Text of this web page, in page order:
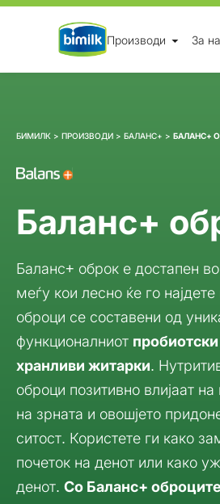
content
Производи За
БИМИЛК > ПРОИЗВОДИ > БАЛАНС+ > БАЛАНС+
Баланс+
Баланс+ оброк е достапен
меѓу кои лесно ќе го
оброци се составени од
функционалниот пробиотски
хранливи житарки.
оброци позитивно влијаат
на зрната и овошјето
ситост. Користете ги како
почеток на денот или како
денот. Со Баланс+